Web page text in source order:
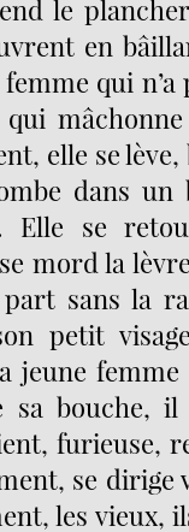
le
en
qui
elle se
dans
Elle se
mord la
sans la
petit
jeune femme
sa bouche,
furieuse,
se dirige
les vieux,